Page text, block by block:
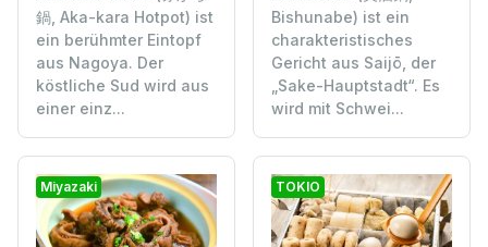
鍋, Aka-kara Hotpot) ist
ein berühmter Eintopf
aus Nagoya. Der
köstliche Sud wird aus
einer einz...
Bishunabe) ist ein
charakteristisches
Gericht aus Saijō, der
„Sake-Hauptstadt“. Es
wird mit Schwei...
Miyazaki TOKIO